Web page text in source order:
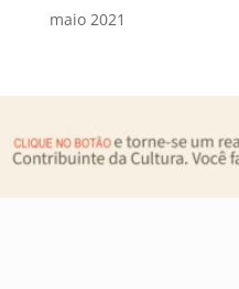
maio 2021